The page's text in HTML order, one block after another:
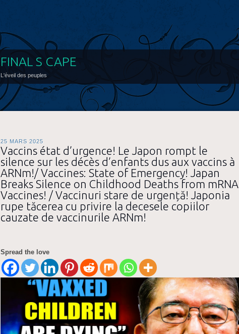
FINAL S CAPE
L'éveil des peuples
25 MARS 2025
Vaccins état d’urgence! Le Japon rompt le
silence sur les décès d’enfants dus aux vaccins à
ARNm!/ Vaccines: State of Emergency! Japan
Breaks Silence on Childhood Deaths from mRNA
Vaccines! / Vaccinuri stare de urgență! Japonia
rupe tăcerea cu privire la decesele copiilor
cauzate de vaccinurile ARNm!
Spread the love